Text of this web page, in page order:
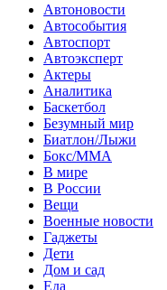
Автоновости
Автособытия
Автоспорт
Автоэксперт
Актеры
Аналитика
Баскетбол
Безумный мир
Биатлон/Лыжи
Бокс/MMA
В мире
В России
Вещи
Военные новости
Гаджеты
Дети
Дом и сад
Еда